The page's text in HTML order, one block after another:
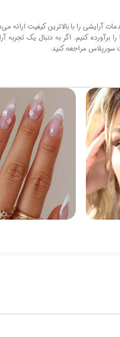
آرایشی را با بالاترین کیفیت ارائه
برآورده کنیم. اگر به دنبال یک
سورپلاس مراجعه کنید.